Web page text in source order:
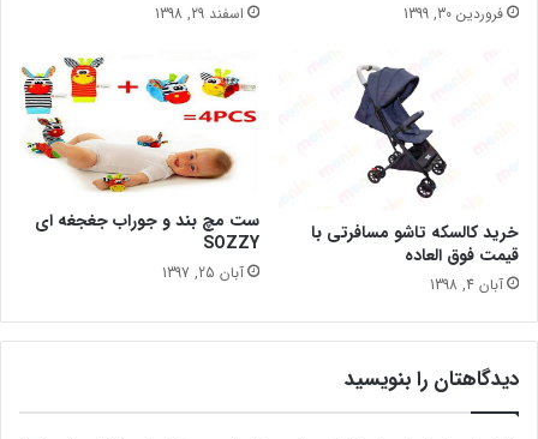
فروردین 30, 1399 اسفند 29, 1398
خرید کالسکه تاشو مسافرتی با
قیمت فوق العاده
آبان 4, 1398
ست مچ بند و جوراب جغجغه ای
SOZZY
آبان 25, 1397
دیدگاهتان را بنویسید